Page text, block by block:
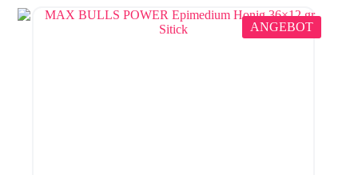
ANGEBOT